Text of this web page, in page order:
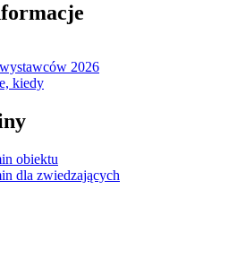
2026
kiedy
obiektu
dla zwiedzających